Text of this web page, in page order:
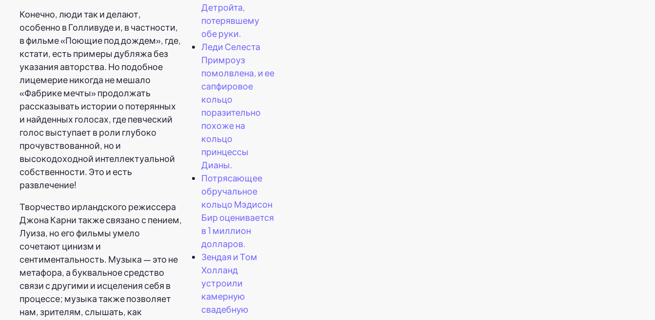
Конечно, люди так и делают,
особенно в Голливуде и, в частности,
в фильме «Поющие под дождем», где,
кстати, есть примеры дубляжа без
указания авторства. Но подобное
лицемерие никогда не мешало
«Фабрике мечты» продолжать
рассказывать истории о потерянных
и найденных голосах, где певческий
голос выступает в роли глубоко
прочувствованной, но и
высокодоходной интеллектуальной
собственности. Это и есть
развлечение!
Творчество ирландского режиссера
Джона Карни также связано с пением,
Луиза, но его фильмы умело
сочетают цинизм и
сентиментальность. Музыка — это не
метафора, а буквальное средство
связи с другими и исцеления себя в
процессе; музыка также позволяет
нам, зрителям, слышать, как
Детройта,
потерявшему
обе руки.
Леди Селеста
Примроуз
помолвлена, и ее
сапфировое
кольцо
поразительно
похоже на
кольцо
принцессы
Дианы.
Потрясающее
обручальное
кольцо Мэдисон
Бир оценивается
в 1 миллион
долларов.
Зендая и Том
Холланд
устроили
камерную
свадебную